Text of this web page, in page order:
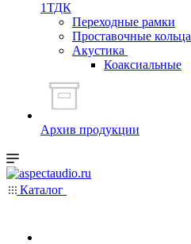
1ТДК
Переходные рамки
Проставочные кольца
Акустика
Коаксиальные
Архив продукции
Каталог